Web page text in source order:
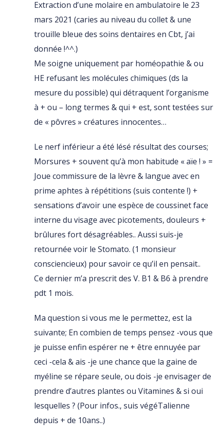
Extraction d’une molaire en ambulatoire le 23
mars 2021 (caries au niveau du collet & une
trouille bleue des soins dentaires en Cbt, j’ai
donnée !^^.)
Me soigne uniquement par homéopathie & ou
HE refusant les molécules chimiques (ds la
mesure du possible) qui détraquent l’organisme
à + ou – long termes & qui + est, sont testées sur
de « pôvres » créatures innocentes…
Le nerf inférieur a été lésé résultat des courses;
Morsures + souvent qu’à mon habitude « aïe ! » =
Joue commissure de la lèvre & langue avec en
prime aphtes à répétitions (suis contente !) +
sensations d’avoir une espèce de coussinet face
interne du visage avec picotements, douleurs +
brûlures fort désagréables.. Aussi suis-je
retournée voir le Stomato. (1 monsieur
consciencieux) pour savoir ce qu’il en pensait..
Ce dernier m’a prescrit des V. B1 & B6 à prendre
pdt 1 mois.
Ma question si vous me le permettez, est la
suivante; En combien de temps pensez -vous que
je puisse enfin espérer ne + être ennuyée par
ceci -cela & ais -je une chance que la gaine de
myéline se répare seule, ou dois -je envisager de
prendre d’autres plantes ou Vitamines & si oui
lesquelles ? (Pour infos., suis végéTalienne
depuis + de 10ans..)